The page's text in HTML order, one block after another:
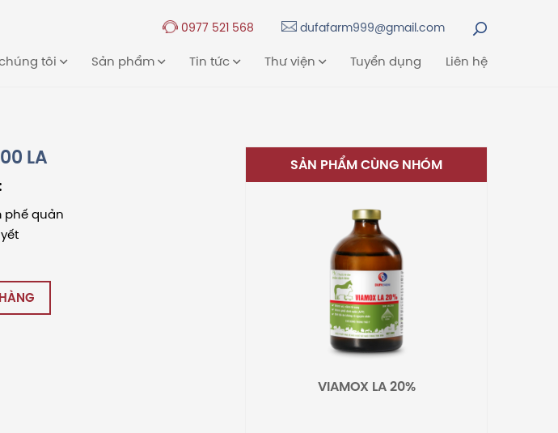
0977 521 568 dufafarm999@gmail.com
tôi Sản phẩm Tin tức Thư viện Tuyển dụng Liên hệ
LA
phế quản
SẢN PHẨM CÙNG NHÓM
VIAMOX LA 20%